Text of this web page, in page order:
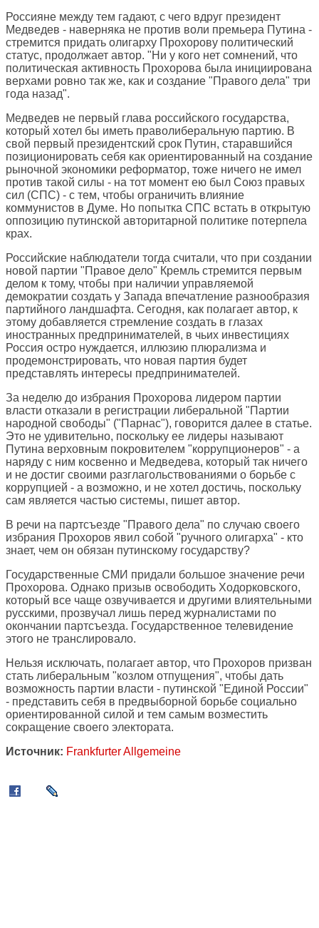
Россияне между тем гадают, с чего вдруг президент
Медведев - наверняка не против воли премьера Путина -
стремится придать олигарху Прохорову политический
статус, продолжает автор. "Ни у кого нет сомнений, что
политическая активность Прохорова была инициирована
верхами ровно так же, как и создание "Правого дела" три
года назад".
Медведев не первый глава российского государства,
который хотел бы иметь праволиберальную партию. В
свой первый президентский срок Путин, старавшийся
позиционировать себя как ориентированный на создание
рыночной экономики реформатор, тоже ничего не имел
против такой силы - на тот момент ею был Союз правых
сил (СПС) - с тем, чтобы ограничить влияние
коммунистов в Думе. Но попытка СПС встать в открытую
оппозицию путинской авторитарной политике потерпела
крах.
Российские наблюдатели тогда считали, что при создании
новой партии "Правое дело" Кремль стремится первым
делом к тому, чтобы при наличии управляемой
демократии создать у Запада впечатление разнообразия
партийного ландшафта. Сегодня, как полагает автор, к
этому добавляется стремление создать в глазах
иностранных предпринимателей, в чьих инвестициях
Россия остро нуждается, иллюзию плюрализма и
продемонстрировать, что новая партия будет
представлять интересы предпринимателей.
За неделю до избрания Прохорова лидером партии
власти отказали в регистрации либеральной "Партии
народной свободы" ("Парнас"), говорится далее в статье.
Это не удивительно, поскольку ее лидеры называют
Путина верховным покровителем "коррупционеров" - а
наряду с ним косвенно и Медведева, который так ничего
и не достиг своими разглагольствованиями о борьбе с
коррупцией - а возможно, и не хотел достичь, поскольку
сам является частью системы, пишет автор.
В речи на партсъезде "Правого дела" по случаю своего
избрания Прохоров явил собой "ручного олигарха" - кто
знает, чем он обязан путинскому государству?
Государственные СМИ придали большое значение речи
Прохорова. Однако призыв освободить Ходорковского,
который все чаще озвучивается и другими влиятельными
русскими, прозвучал лишь перед журналистами по
окончании партсъезда. Государственное телевидение
этого не транслировало.
Нельзя исключать, полагает автор, что Прохоров призван
стать либеральным "козлом отпущения", чтобы дать
возможность партии власти - путинской "Единой России"
- представить себя в предвыборной борьбе социально
ориентированной силой и тем самым возместить
сокращение своего электората.
Источник: Frankfurter Allgemeine